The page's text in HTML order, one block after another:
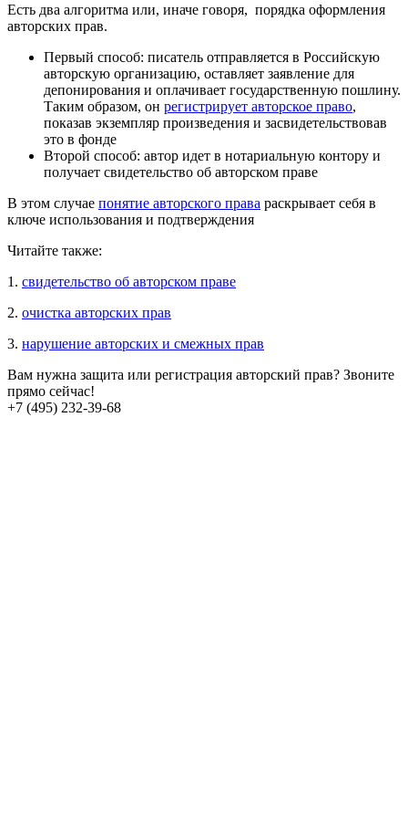
Есть два алгоритма или, иначе говоря, порядка оформления
авторских прав.
Первый способ: писатель отправляется в Российскую
авторскую организацию, оставляет заявление для
депонирования и оплачивает государственную пошлину.
Таким образом, он регистрирует авторское право,
показав экземпляр произведения и засвидетельствовав
это в фонде
Второй способ: автор идет в нотариальную контору и
получает свидетельство об авторском праве
В этом случае понятие авторского права раскрывает себя в
ключе использования и подтверждения
Читайте также:
1. свидетельство об авторском праве
2. очистка авторских прав
3. нарушение авторских и смежных прав
Вам нужна защита или регистрация авторский прав? Звоните
прямо сейчас!
+7 (495) 232-39-68